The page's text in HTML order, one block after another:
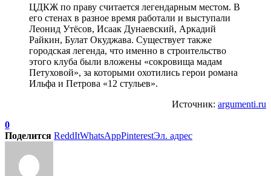
ЦДКЖ по праву считается легендарным местом. В
его стенах в разное время работали и выступали
Леонид Утёсов, Исаак Дунаевский, Аркадий
Райкин, Булат Окуджава. Существует также
городская легенда, что именно в строительство
этого клуба были вложены «сокровища мадам
Петуховой», за которыми охотились герои романа
Ильфа и Петрова «12 стульев».
Источник: argumenti.ru
0
Поделится ReddItWhatsAppPinterestЭл. адрес